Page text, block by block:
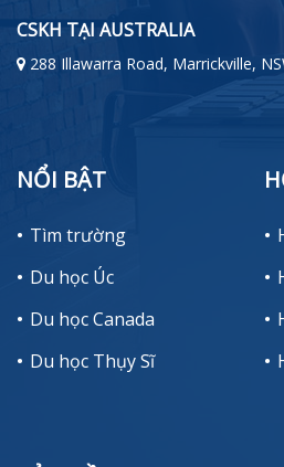
CSKH TẠI AUSTRALIA
288 Illawarra Road, Marrickville,
NỔI BẬT
Tìm trường
Du học Úc
Du học Canada
Du học Thụy Sĩ